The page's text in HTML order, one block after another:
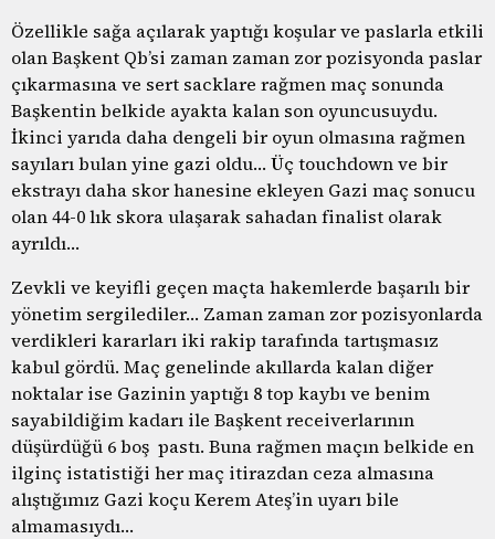
Özellikle sağa açılarak yaptığı koşular ve paslarla etkili
olan Başkent Qb’si zaman zaman zor pozisyonda paslar
çıkarmasına ve sert sacklare rağmen maç sonunda
Başkentin belkide ayakta kalan son oyuncusuydu.
İkinci yarıda daha dengeli bir oyun olmasına rağmen
sayıları bulan yine gazi oldu… Üç touchdown ve bir
ekstrayı daha skor hanesine ekleyen Gazi maç sonucu
olan 44-0 lık skora ulaşarak sahadan finalist olarak
ayrıldı…
Zevkli ve keyifli geçen maçta hakemlerde başarılı bir
yönetim sergilediler… Zaman zaman zor pozisyonlarda
verdikleri kararları iki rakip tarafında tartışmasız
kabul gördü. Maç genelinde akıllarda kalan diğer
noktalar ise Gazinin yaptığı 8 top kaybı ve benim
sayabildiğim kadarı ile Başkent receiverlarının
düşürdüğü 6 boş pastı. Buna rağmen maçın belkide en
ilginç istatistiği her maç itirazdan ceza almasına
alıştığımız Gazi koçu Kerem Ateş’in uyarı bile
almamasıydı…